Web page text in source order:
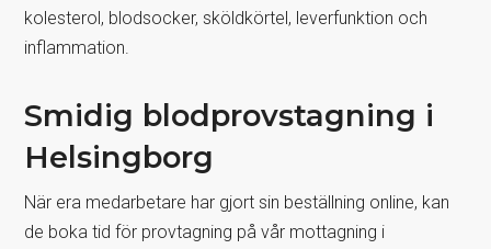
kolesterol, blodsocker, sköldkörtel, leverfunktion och
inflammation.
Smidig blodprovstagning i
Helsingborg
När era medarbetare har gjort sin beställning online, kan
de boka tid för provtagning på vår mottagning i